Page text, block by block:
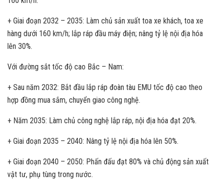
+ Giai đoạn 2032 – 2035: Làm chủ sản xuất toa xe khách, toa xe
hàng dưới 160 km/h; lắp ráp đầu máy điện; nâng tỷ lệ nội địa hóa
lên 30%.
Với đường sắt tốc độ cao Bắc – Nam:
+ Sau năm 2032: Bắt đầu lắp ráp đoàn tàu EMU tốc độ cao theo
hợp đồng mua sắm, chuyển giao công nghệ.
+ Năm 2035: Làm chủ công nghệ lắp ráp, nội địa hóa đạt 20%.
+ Giai đoạn 2035 – 2040: Nâng tỷ lệ nội địa hóa lên 50%.
+ Giai đoạn 2040 – 2050: Phấn đấu đạt 80% và chủ động sản xuất
vật tư, phụ tùng trong nước.